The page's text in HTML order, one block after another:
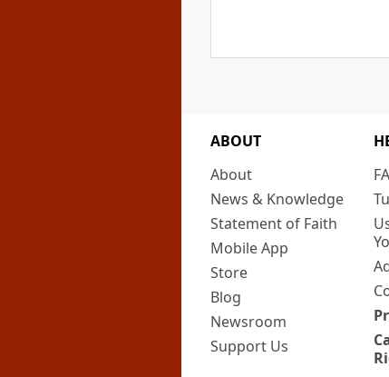
ABOUT
About
News & Knowledge
Statement of Faith
Mobile App
Store
Blog
Newsroom
Support Us